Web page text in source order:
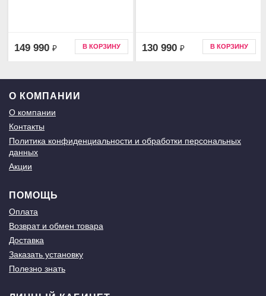
149 990 ₽ В КОРЗИНУ 130 990 ₽ В КОРЗИНУ
О КОМПАНИИ
О компании
Контакты
Политика конфиденциальности и обработки персональных
данных
Акции
ПОМОЩЬ
Оплата
Возврат и обмен товара
Доставка
Заказать установку
Полезно знать